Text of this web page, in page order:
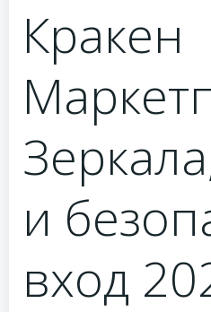
Кракен
и
вход